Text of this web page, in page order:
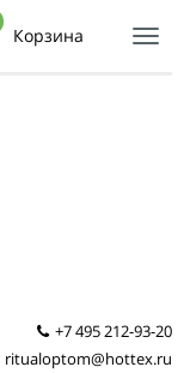
Корзина
+7 495 212-93-20
ritualoptom@hottex.ru